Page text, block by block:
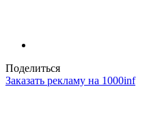
Поделиться
Заказать рекламу на 1000inf